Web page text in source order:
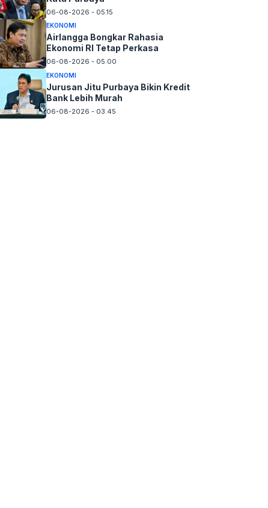
06-08-2026 - 05.15
EKONOMI
Airlangga Bongkar Rahasia
Ekonomi RI Tetap Perkasa
06-08-2026 - 05.00
EKONOMI
Jurusan Jitu Purbaya Bikin Kredit
Bank Lebih Murah
06-08-2026 - 03.45